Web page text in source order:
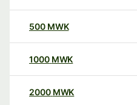
500 MWK
1000 MWK
2000 MWK